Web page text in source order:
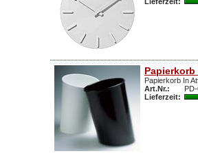
Papierkorb
Papierkorb In
Art.Nr.:
Lieferzeit: